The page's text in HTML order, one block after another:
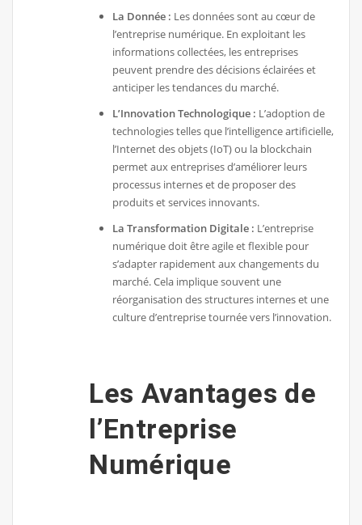
La Donnée : Les données sont au cœur de
l’entreprise numérique. En exploitant les
informations collectées, les entreprises
peuvent prendre des décisions éclairées et
anticiper les tendances du marché.
L’Innovation Technologique : L’adoption de
technologies telles que l’intelligence artificielle,
l’Internet des objets (IoT) ou la blockchain
permet aux entreprises d’améliorer leurs
processus internes et de proposer des
produits et services innovants.
La Transformation Digitale : L’entreprise
numérique doit être agile et flexible pour
s’adapter rapidement aux changements du
marché. Cela implique souvent une
réorganisation des structures internes et une
culture d’entreprise tournée vers l’innovation.
Les Avantages de
l’Entreprise
Numérique